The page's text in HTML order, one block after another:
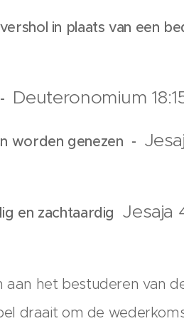
in plaats van een
Deuteronomium
worden genezen -
en zachtaardig Jesaja
het bestuderen van
draait om de